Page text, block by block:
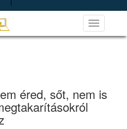
Toggle
navigation
éred, sőt, nem is